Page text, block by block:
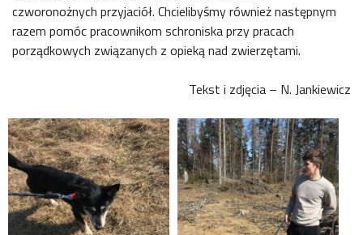
czworonożnych przyjaciół. Chcielibyśmy również następnym
razem pomóc pracownikom schroniska przy pracach
porządkowych związanych z opieką nad zwierzętami.
Tekst i zdjęcia – N. Jankiewicz